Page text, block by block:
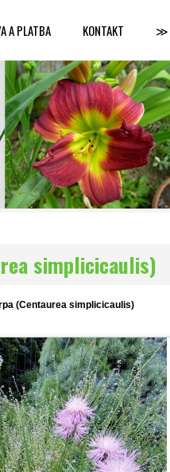
A PLATBA KONTAKT ≫
simplicicaulis)
(Centaurea simplicicaulis)